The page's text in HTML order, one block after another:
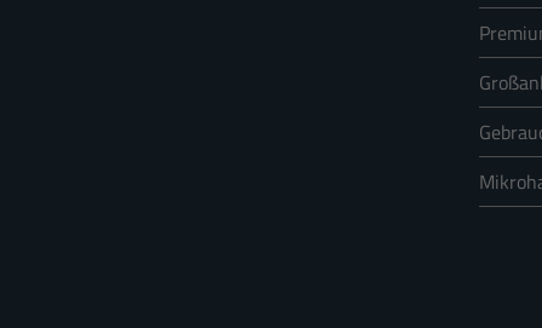
Externe Medien
Inhalte von
werden, bedarf der
Statistiken (6)
Statistik Cookies